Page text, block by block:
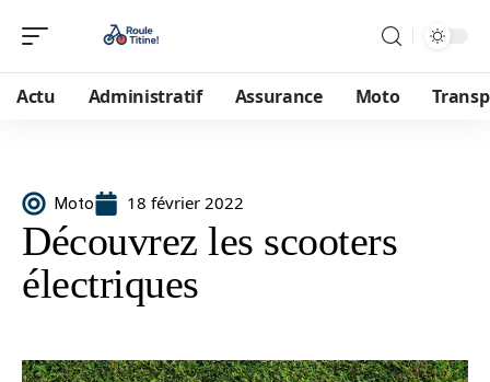
Actu Administratif Assurance Moto
Moto 18 février 2022
Découvrez les scooters
électriques